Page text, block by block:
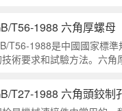
兩個方面，對GB/T5786-2000
細牙 全螺紋進行深度分析
T57
T56-1988 六角厚螺母
T56-1988是中國國家標
技術要求和試驗方法。六角
用于需要更大的力矩和耐久性
螺母的材料和制造工藝六角